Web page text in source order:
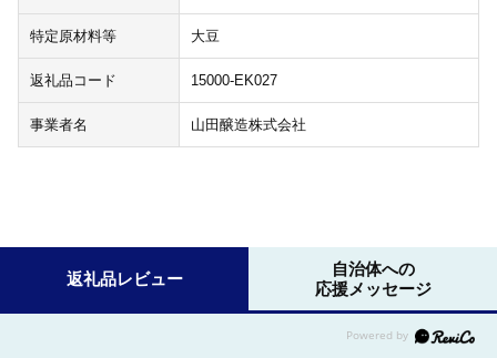
特定原材料等 大豆
返礼品コード 15000-EK027
事業者名 山田醸造株式会社
返礼品レビュー
自治体への
応援メッセージ